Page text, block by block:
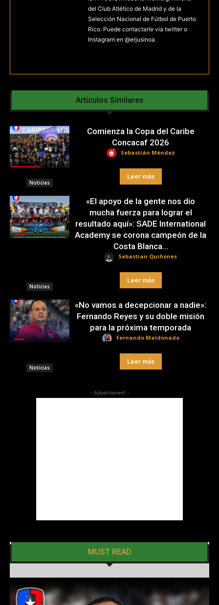
del Club Atlético de Madrid y de la
Selección Nacional de Fútbol de Puerto
Rico. Puede contactarle via twitter o
Instagram en @erjusinoa
Artículos Similares
Noticias
Comienza la Copa del Caribe
Concacaf 2026
Sebastián Méndez
Leer más
Noticias
«El apoyo de la gente nos dio
mucha fuerza para lograr el
resultado aquí»: SADE International
Academy se corona campeón de la
Costa Blanca...
Sebastian Quiñones
Leer más
Noticias
«No vamos a decepcionar a nadie»:
Fernando Reyes y su doble misión
para la próxima temporada
Fernando Maldonado
Leer más
- Advertisment -
MUST READ